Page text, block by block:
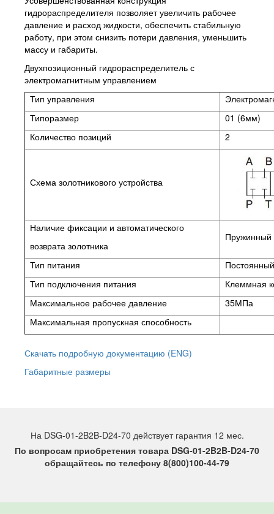
гидрораспределителя позволяет увеличить рабочее
давление и расход жидкости, обеспечить стабильную
работу, при этом снизить потери давления, уменьшить
массу и габариты.
Двухпозиционный гидрораспределитель с
электромагнитным управлением
Тип управления
Типоразмер
01 (6мм)
Количество позиций
2
Схема золотникового устройства
Наличие фиксации и автоматического
возврата золотника
Пружинный
Тип питания
Тип подключения питания
Клеммная
Максимальное рабочее давление
35МПа
Максимальная пропускная способность
Скачать подробную документацию (ENG)
Габаритные размеры
На DSG-01-2B2B-D24-70 действует гарантия 12 мес.
По вопросам приобретения товара DSG-01-2B2B-D24-70
обращайтесь по телефону 8(800)100-44-79